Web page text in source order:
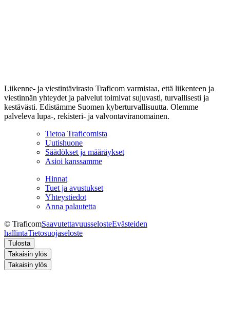
Liikenne- ja viestintävirasto Traficom varmistaa, että liikenteen ja
viestinnän yhteydet ja palvelut toimivat sujuvasti, turvallisesti ja
kestävästi. Edistämme Suomen kyberturvallisuutta. Olemme
palveleva lupa-, rekisteri- ja valvontaviranomainen.
Tietoa Traficomista
Uutishuone
Säädökset ja määräykset
Asioi kanssamme
Hinnat
Tuet ja avustukset
Yhteystiedot
Anna palautetta
© TraficomSaavutettavuusselosteEvästeiden
hallintaTietosuojaseloste
Tulosta
Takaisin ylös
Takaisin ylös